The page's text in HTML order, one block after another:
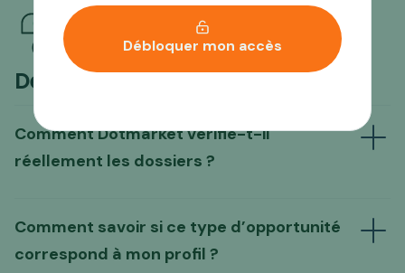
Débloquer mon accès
Des questions ?
Comment Dotmarket vérifie-t-il
réellement les dossiers ?
Comment savoir si ce type d’opportunité
correspond à mon profil ?